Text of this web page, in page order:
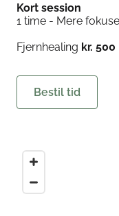
Kort session
1 time - Mere
Fjernhealing kr. 500
Bestil tid